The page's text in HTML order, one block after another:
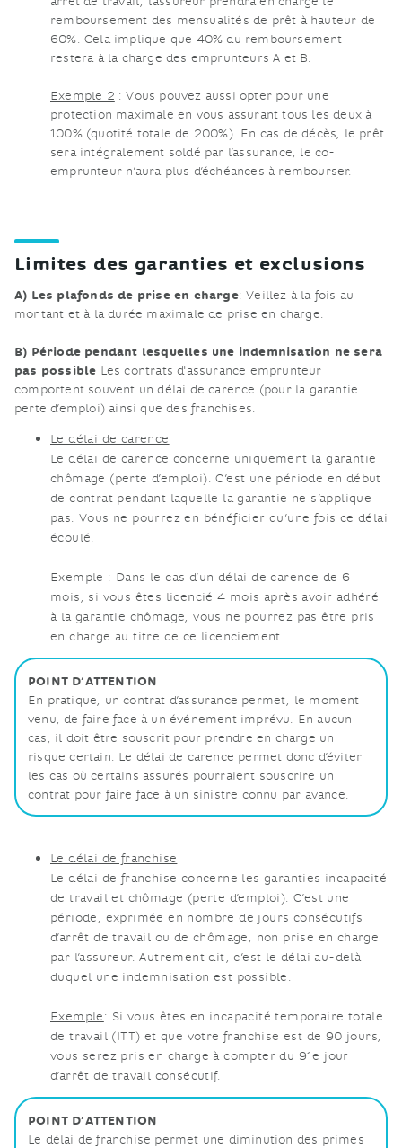
remboursement des mensualités de prêt à hauteur de
60%. Cela implique que 40% du remboursement
restera à la charge des emprunteurs A et B.
Exemple 2 : Vous pouvez aussi opter pour une
protection maximale en vous assurant tous les deux à
100% (quotité totale de 200%). En cas de décès, le prêt
sera intégralement soldé par l’assurance, le co-
emprunteur n’aura plus d’échéances à rembourser.
Limites des garanties et exclusions
A) Les plafonds de prise en charge: Veillez à la fois au
montant et à la durée maximale de prise en charge.
B) Période pendant lesquelles une indemnisation ne sera
pas possible Les contrats d'assurance emprunteur
comportent souvent un délai de carence (pour la garantie
perte d’emploi) ainsi que des franchises.
Le délai de carence
Le délai de carence concerne uniquement la garantie
chômage (perte d’emploi). C’est une période en début
de contrat pendant laquelle la garantie ne s’applique
pas. Vous ne pourrez en bénéficier qu’une fois ce délai
écoulé.
Exemple : Dans le cas d’un délai de carence de 6
mois, si vous êtes licencié 4 mois après avoir adhéré
à la garantie chômage, vous ne pourrez pas être pris
en charge au titre de ce licenciement.
POINT D’ATTENTION
En pratique, un contrat d’assurance permet, le moment
venu, de faire face à un événement imprévu. En aucun
cas, il doit être souscrit pour prendre en charge un
risque certain. Le délai de carence permet donc d’éviter
les cas où certains assurés pourraient souscrire un
contrat pour faire face à un sinistre connu par avance.
Le délai de franchise
Le délai de franchise concerne les garanties incapacité
de travail et chômage (perte d’emploi). C’est une
période, exprimée en nombre de jours consécutifs
d’arrêt de travail ou de chômage, non prise en charge
par l’assureur. Autrement dit, c’est le délai au-delà
duquel une indemnisation est possible.
Exemple: Si vous êtes en incapacité temporaire totale
de travail (ITT) et que votre franchise est de 90 jours,
vous serez pris en charge à compter du 91e jour
d’arrêt de travail consécutif.
POINT D’ATTENTION
Le délai de franchise permet une diminution des primes